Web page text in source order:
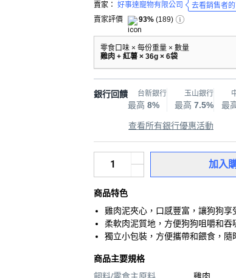
賣家： 好事達寵物有限公司
去看銷售者
賣家評價
93% (189)
零食口味 × 每份重量 × 數量
雞肉 + 紅薯 × 36g × 6袋
銀行回饋 台新銀行
最高 8%
玉山銀行
最高 7.5% 最
查看所有銀行優惠活動
加入
商品特色
雞肉泥夾心，口感豐富，讓狗狗
柔軟肉泥質地，方便狗狗咀嚼和
獨立小包裝，方便攜帶和餵食，
商品主要規格